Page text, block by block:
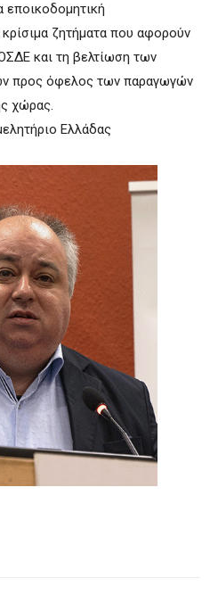
εποικοδομητική
ζητήματα που αφορούν
και τη βελτίωση των
προς όφελος των παραγωγών
χώρας.
Ελλάδας